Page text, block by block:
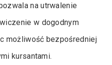
na utrwalenie
w dogodnym
możliwość bezpośredniej
kursantami.